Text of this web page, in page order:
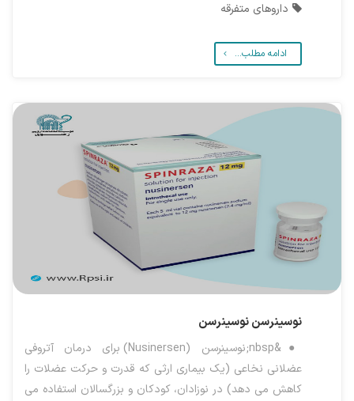
داروهای متفرقه
ادامه مطلب...
نوسینرسننوسینرسن
●&nbsp;نوسینرسن (Nusinersen) برای درمان آتروفی
عضلانی نخاعی (یک بیماری ارثی که قدرت و حرکت عضلات را
کاهش می دهد) در نوزادان، کودکان و بزرگسالان استفاده می